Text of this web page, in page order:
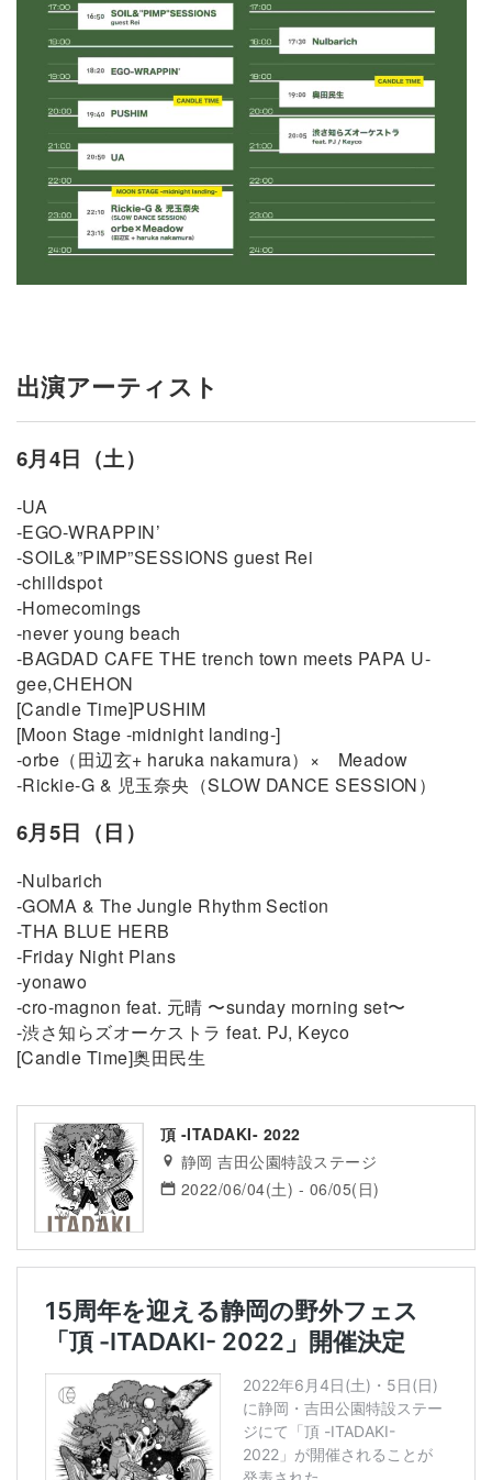
出演アーティスト
6月4日（土）
-UA
-EGO-WRAPPIN’
-SOIL&”PIMP”SESSIONS guest Rei
-chilldspot
-Homecomings
-never young beach
-BAGDAD CAFE THE trench town meets PAPA U-
gee,CHEHON
[Candle Time]PUSHIM
[Moon Stage -midnight landing-]
-orbe（田辺玄+ haruka nakamura）× Meadow
-Rickie-G & 児玉奈央（SLOW DANCE SESSION）
6月5日（日）
-Nulbarich
-GOMA & The Jungle Rhythm Section
-THA BLUE HERB
-Friday Night Plans
-yonawo
-cro-magnon feat. 元晴 〜sunday morning set〜
-渋さ知らズオーケストラ feat. PJ, Keyco
[Candle Time]奥田民生
頂 -ITADAKI- 2022
静岡 吉田公園特設ステージ
2022/06/04(土) - 06/05(日)